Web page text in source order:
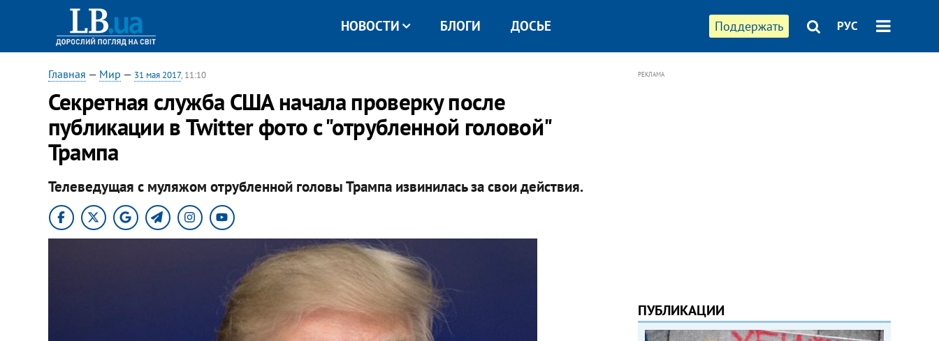
Поддержать РУС
НОВОСТИ БЛОГИ ДОСЬЕ
Главная — Мир — 31 мая 2017, 11:10
Секретная служба США начала проверку после
публикации в Twitter фото с "отрубленной головой"
Трампа
Телеведущая с муляжом отрубленной головы Трампа извинилась за свои действия.
РЕКЛАМА
ПУБЛИКАЦИИ